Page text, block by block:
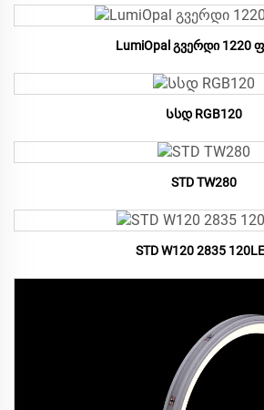
LumiOpal გვერდი 1220
Სსდ RGB120
STD TW280
STD W120 2835